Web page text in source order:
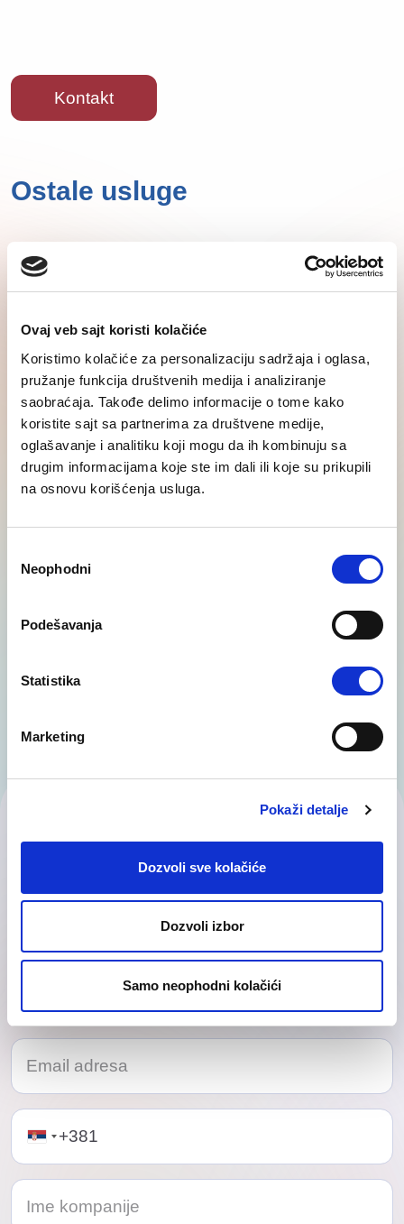
Ovaj veb sajt koristi kolačiće
Koristimo kolačiće za personalizaciju sadržaja i oglasa,
pružanje funkcija društvenih medija i analiziranje
saobraćaja. Takođe delimo informacije o tome kako
koristite sajt sa partnerima za društvene medije,
oglašavanje i analitiku koji mogu da ih kombinuju sa
drugim informacijama koje ste im dali ili koje su prikupili
na osnovu korišćenja usluga.
сагласности
Neophodni
Podešavanja
Statistika
Marketing
Pokaži detalje
Dozvoli sve kolačiće
Dozvoli izbor
Samo neophodni kolačići
Kontakt
Ostale usluge
pružanje stručne podrške i saveta poslodavcima
i…
Kontaktiraj nas
Telephone